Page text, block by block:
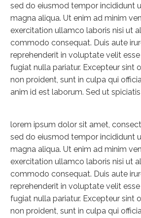
sed do eiusmod tempor incididunt
magna aliqua. Ut enim ad minim
exercitation ullamco laboris nisi ut
commodo consequat. Duis aute
reprehenderit in voluptate velit
fugiat nulla pariatur. Excepteur sint
non proident, sunt in culpa qui
anim id est laborum. Sed ut spiciatis
lorem ipsum dolor sit amet,
sed do eiusmod tempor incididunt
magna aliqua. Ut enim ad minim
exercitation ullamco laboris nisi ut
commodo consequat. Duis aute
reprehenderit in voluptate velit
fugiat nulla pariatur. Excepteur sint
non proident, sunt in culpa qui